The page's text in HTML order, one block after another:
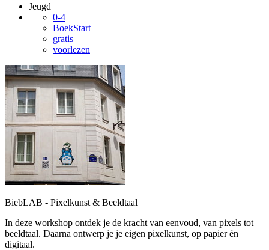
Jeugd
0-4
BoekStart
gratis
voorlezen
BiebLAB - Pixelkunst & Beeldtaal
In deze workshop ontdek je de kracht van eenvoud, van pixels tot
beeldtaal. Daarna ontwerp je je eigen pixelkunst, op papier én
digitaal.